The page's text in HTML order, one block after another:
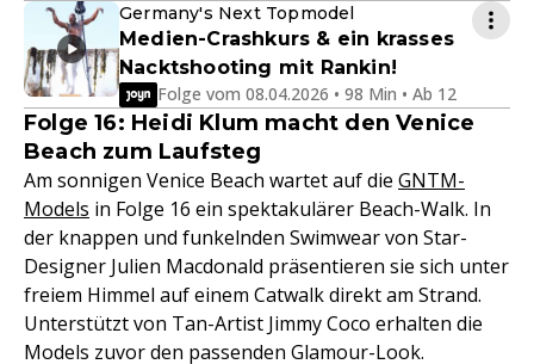
Germany's Next Topmodel
Medien-Crashkurs & ein krasses
Nacktshooting mit Rankin!
Folge vom 08.04.2026 • 98 Min • Ab 12
Folge 16: Heidi Klum macht den Venice
Beach zum Laufsteg
Am sonnigen Venice Beach wartet auf die GNTM-
Models in Folge 16 ein spektakulärer Beach-Walk. In
der knappen und funkelnden Swimwear von Star-
Designer Julien Macdonald präsentieren sie sich unter
freiem Himmel auf einem Catwalk direkt am Strand.
Unterstützt von Tan-Artist Jimmy Coco erhalten die
Models zuvor den passenden Glamour-Look.